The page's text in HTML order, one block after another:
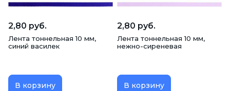
2,80 руб.
Лента тоннельная 10 мм,
синий василек
В корзину
2,80 руб.
Лента тоннельная 10 мм,
нежно-сиреневая
В корзину